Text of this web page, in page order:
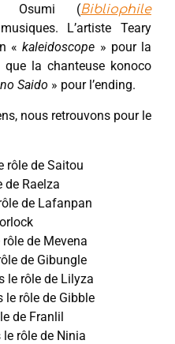
Osumi (Bibliophile
L’artiste Teary
«kaleidoscope » pour la
que la chanteuse konoco
Saido » pour l’ending.
nous retrouvons pour le
rôle de Saitou
de Raelza
de Lafanpan
de Mevena
de Gibungle
le rôle de Lilyza
le rôle de Gibble
de Franlil
rôle de Ninia